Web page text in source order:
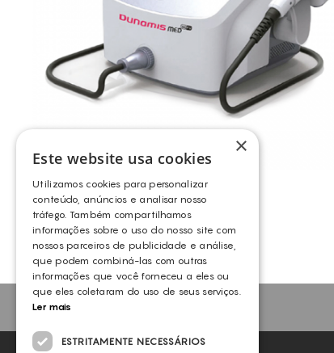
DUNAMIS MED
DUNAMIS
×
Este website usa cookies
Utilizamos cookies para personalizar
conteúdo, anúncios e analisar nosso
tráfego. Também compartilhamos
informações sobre o uso do nosso site com
nossos parceiros de publicidade e análise,
que podem combiná-las com outras
informações que você forneceu a eles ou
que eles coletaram do uso de seus serviços.
Ler mais
ESTRITAMENTE NECESSÁRIOS